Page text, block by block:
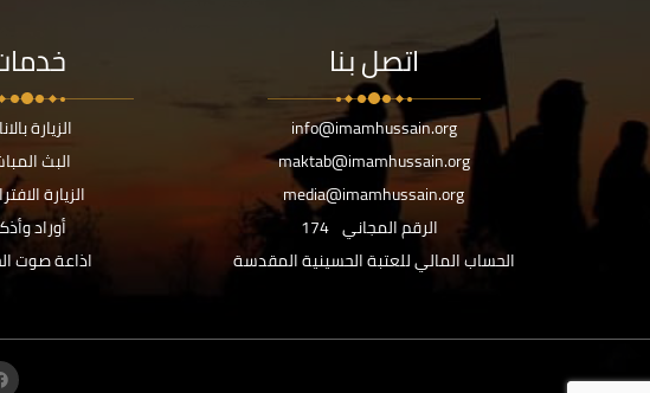
اتصل بنا
info@imamhussain.org
maktab@imamhussain.org
media@imamhussain.org
الرقم المجاني 174
الحساب المالي للعتبة الحسينية المقدسة
الزيارة
البث
الزيارة
أوراد
اذاعة صوت